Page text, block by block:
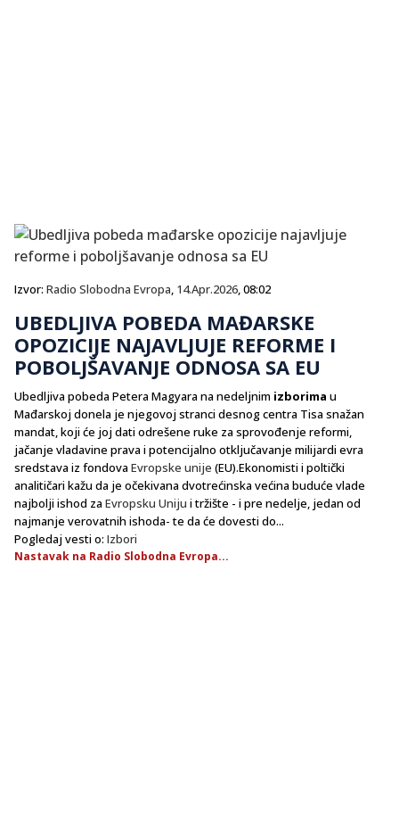
Izvor: Radio Slobodna Evropa, 14.Apr.2026, 08:02
UBEDLJIVA POBEDA MAĐARSKE
OPOZICIJE NAJAVLJUJE REFORME I
POBOLJŠAVANJE ODNOSA SA EU
Ubedljiva pobeda Petera Magyara na nedeljnim izborima u
Mađarskoj donela je njegovoj stranci desnog centra Tisa snažan
mandat, koji će joj dati odrešene ruke za sprovođenje reformi,
jačanje vladavine prava i potencijalno otključavanje milijardi evra
sredstava iz fondova Evropske unije (EU).Ekonomisti i poltički
analitičari kažu da je očekivana dvotrećinska većina buduće vlade
najbolji ishod za Evropsku Uniju i tržište - i pre nedelje, jedan od
najmanje verovatnih ishoda- te da će dovesti do...
Pogledaj vesti o: Izbori
Nastavak na Radio Slobodna Evropa...